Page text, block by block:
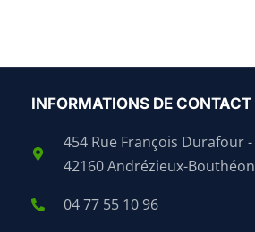
INFORMATIONS DE CONTACT
454 Rue François Durafour -
42160 Andrézieux-Bouthéon
04 77 55 10 96